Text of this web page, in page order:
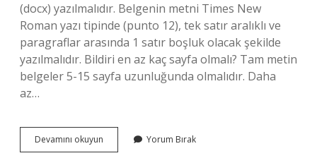
(docx) yazılmalıdır. Belgenin metni Times New
Roman yazı tipinde (punto 12), tek satır aralıklı ve
paragraflar arasında 1 satır boşluk olacak şekilde
yazılmalıdır. Bildiri en az kaç sayfa olmalı? Tam metin
belgeler 5-15 sayfa uzunluğunda olmalıdır. Daha
az…
Devamını okuyun
Metinleri
Yorum Bırak